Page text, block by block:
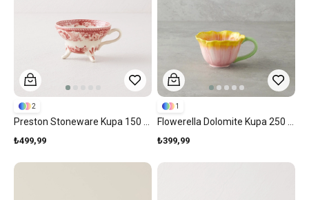
₺499,99
2
₺399,99
1